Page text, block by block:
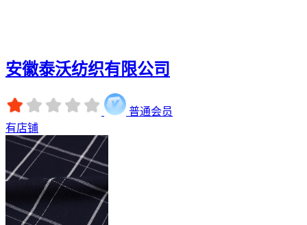
安徽泰沃纺织有限公司
普通会员
有店铺